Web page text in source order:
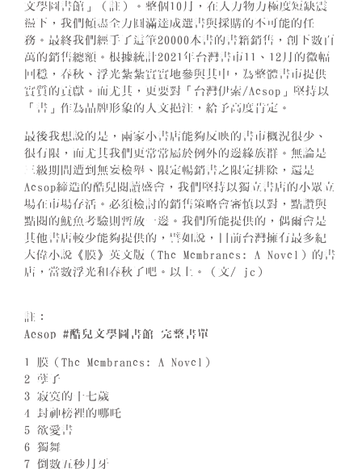
文學圖書館」（註）。整個10月，在人力物力極度短缺震
盪下，我們傾盡全力圓滿達成選書與採購的不可能的任
務。最終我們經手了這筆20000本書的書籍銷售，創下數百
萬的銷售總額。根據統計2021年台灣書市11、12月的微幅
回穩，春秋、浮光紮紮實實地參與其中，為整體書市提供
實質的貢獻。而尤其，更要對「台灣伊索/Aesop」堅持以
「書」作為品牌形象的人文挹注，給予高度肯定。
最後我想說的是，兩家小書店能夠反映的書市概況很少、
很有限，而尤其我們更常常屬於例外的邊緣族群。無論是
三級期間遭到無妄檢舉、限定暢銷書之限定排除，還是
Aesop締造的酷兒閱讀盛會，我們堅持以獨立書店的小眾立
場在市場存活。必須檢討的銷售策略會審慎以對，點讚與
點閱的魷魚考驗則暫放一邊。我們所能提供的，偶爾會是
其他書店較少能夠提供的，譬如說，目前台灣擁有最多紀
大偉小說《膜》英文版（The Membranes: A Novel）的書
店，當數浮光和春秋了吧。以上。（文/ jc）
註：
Aesop #酷兒文學圖書館 完整書單
1 膜（The Membranes: A Novel）
2 孽子
3 寂寞的十七歲
4 封神榜裡的哪吒
5 欲愛書
6 獨舞
7 倒數五秒月牙